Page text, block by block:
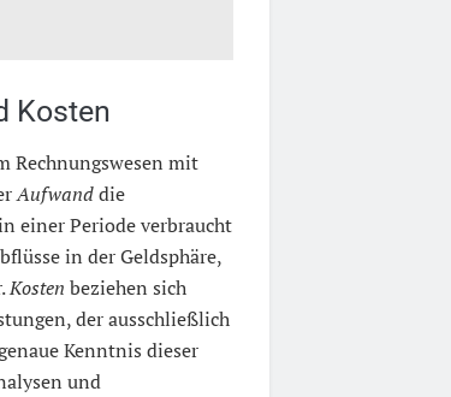
Kosten
Rechnungswesen mit
Aufwanddie
einer Periode verbraucht
in der Geldsphäre,
Kosten beziehen sich
der ausschließlich
Kenntnis dieser
und